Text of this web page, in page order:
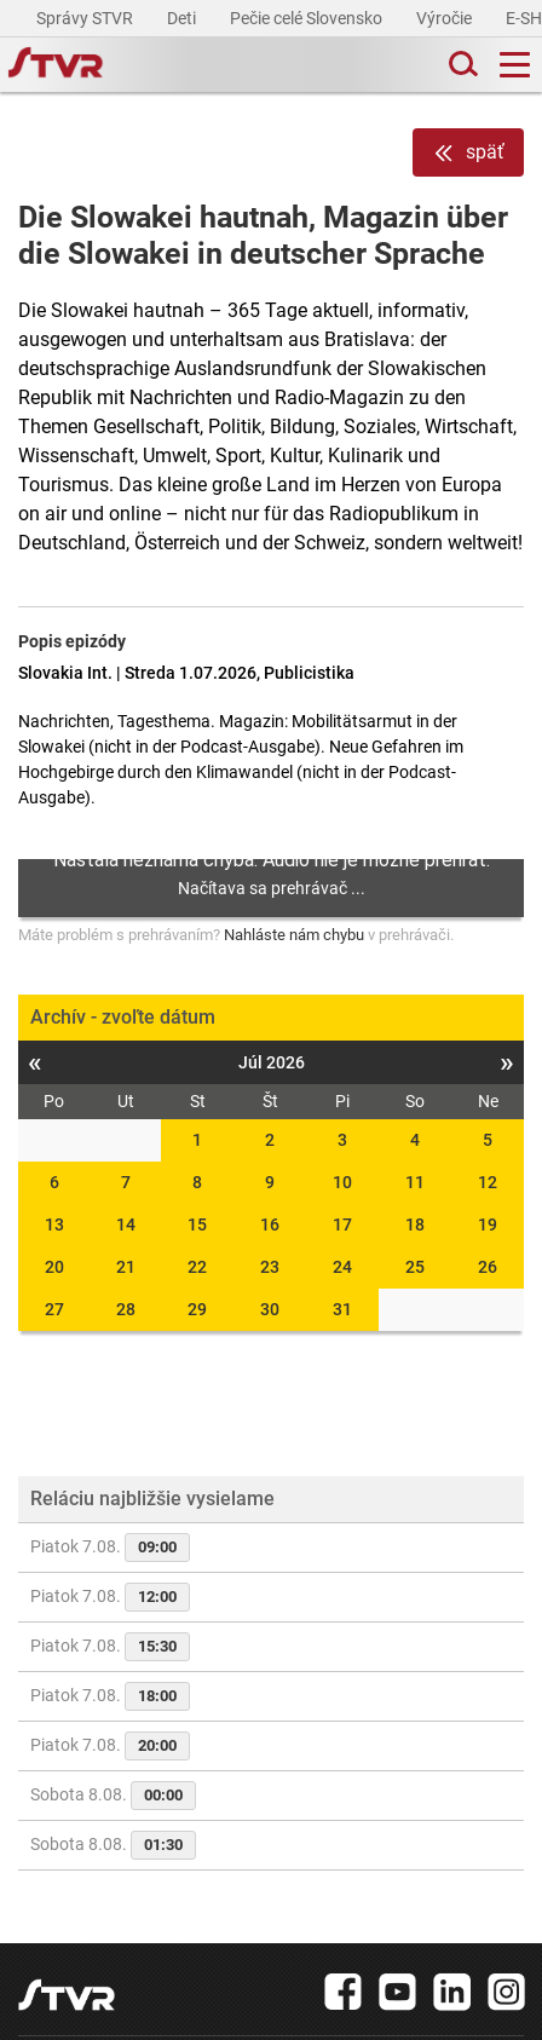
Správy STVR Deti Pečie celé Slovensko Výročie E-
späť
Die Slowakei hautnah, Magazin über
die Slowakei in deutscher Sprache
Die Slowakei hautnah – 365 Tage aktuell, informativ,
ausgewogen und unterhaltsam aus Bratislava: der
deutschsprachige Auslandsrundfunk der Slowakischen
Republik mit Nachrichten und Radio-Magazin zu den
Themen Gesellschaft, Politik, Bildung, Soziales, Wirtschaft,
Wissenschaft, Umwelt, Sport, Kultur, Kulinarik und
Tourismus. Das kleine große Land im Herzen von Europa
on air und online – nicht nur für das Radiopublikum in
Deutschland, Österreich und der Schweiz, sondern weltweit!
Popis epizódy
Slovakia Int. | Streda 1.07.2026, Publicistika
Nachrichten, Tagesthema. Magazin: Mobilitätsarmut in der
Slowakei (nicht in der Podcast-Ausgabe). Neue Gefahren im
Hochgebirge durch den Klimawandel (nicht in der Podcast-
Ausgabe).
Máte problém s prehrávaním? Nahláste nám chybu v prehrávači.
Archív - zvoľte dátum
« Júl 2026 »
Po Ut St Št Pi So
Ne
1
2 3 4 5
6 7 8 9 10 11 12
13 14 15 16 17 18 19
20 21 22 23 24 25 26
27 28 29 30 31
Reláciu najbližšie vysielame
Piatok 7.08. 09:00
Piatok 7.08. 12:00
Piatok 7.08. 15:30
Piatok 7.08. 18:00
Piatok 7.08. 20:00
Sobota 8.08. 00:00
Sobota 8.08. 01:30